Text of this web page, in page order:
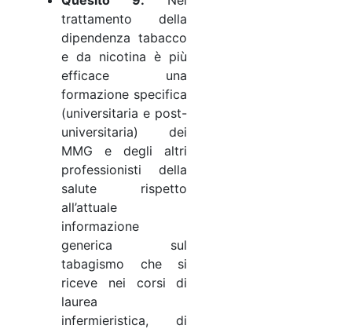
trattamento della
dipendenza tabacco
e da nicotina è più
efficace una
formazione specifica
(universitaria e post-
universitaria) dei
MMG e degli altri
professionisti della
salute rispetto
all’attuale
informazione
generica sul
tabagismo che si
riceve nei corsi di
laurea
infermieristica, di